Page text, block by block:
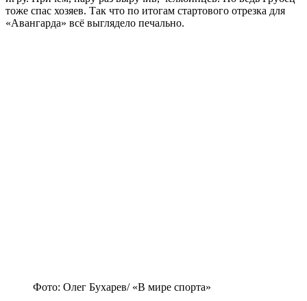
тоже спас хозяев. Так что по итогам стартового отрезка для
«Авангарда» всё выглядело печально.
Фото: Олег Бухарев/ «В мире спорта»